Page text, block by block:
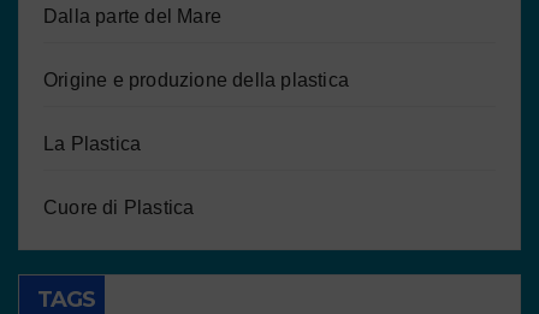
Dalla parte del Mare
Origine e produzione della plastica
La Plastica
Cuore di Plastica
TAGS